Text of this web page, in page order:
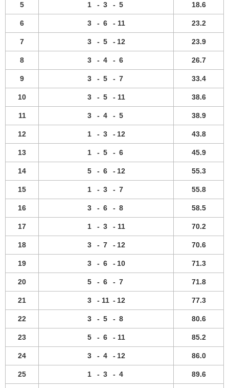
5 1 - 3 - 5 18.6
6 3 - 6 - 11 23.2
7 3 - 5 - 12 23.9
8 3 - 4 - 6 26.7
9 3 - 5 - 7 33.4
10 3 - 5 - 11 38.6
11 3 - 4 - 5 38.9
12 1 - 3 - 12 43.8
13 1 - 5 - 6 45.9
14 5 - 6 - 12 55.3
15 1 - 3 - 7 55.8
16 3 - 6 - 8 58.5
17 1 - 3 - 11 70.2
18 3 - 7 - 12 70.6
19 3 - 6 - 10 71.3
20 5 - 6 - 7 71.8
21 3 - 11 - 12 77.3
22 3 - 5 - 8 80.6
23 5 - 6 - 11 85.2
24 3 - 4 - 12 86.0
25 1 - 3 - 4 89.6